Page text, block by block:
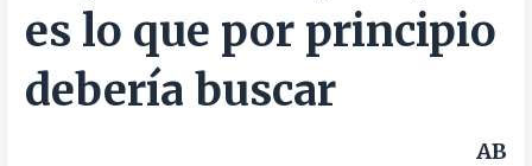
es lo que por principio
debería buscar
AB